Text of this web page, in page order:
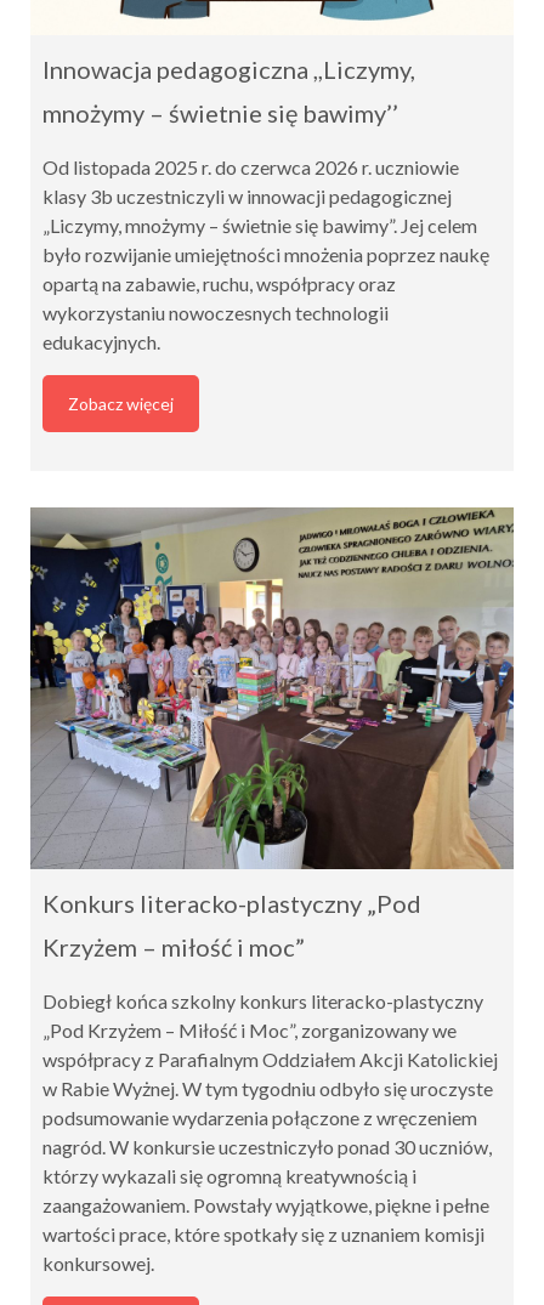
Innowacja pedagogiczna ,,Liczymy,
mnożymy – świetnie się bawimy’’
Od listopada 2025 r. do czerwca 2026 r. uczniowie
klasy 3b uczestniczyli w innowacji pedagogicznej
„Liczymy, mnożymy – świetnie się bawimy”. Jej celem
było rozwijanie umiejętności mnożenia poprzez naukę
opartą na zabawie, ruchu, współpracy oraz
wykorzystaniu nowoczesnych technologii
edukacyjnych.
Zobacz więcej
Konkurs literacko-plastyczny „Pod
Krzyżem – miłość i moc”
Dobiegł końca szkolny konkurs literacko-plastyczny
„Pod Krzyżem – Miłość i Moc”, zorganizowany we
współpracy z Parafialnym Oddziałem Akcji Katolickiej
w Rabie Wyżnej. W tym tygodniu odbyło się uroczyste
podsumowanie wydarzenia połączone z wręczeniem
nagród. W konkursie uczestniczyło ponad 30 uczniów,
którzy wykazali się ogromną kreatywnością i
zaangażowaniem. Powstały wyjątkowe, piękne i pełne
wartości prace, które spotkały się z uznaniem komisji
konkursowej.